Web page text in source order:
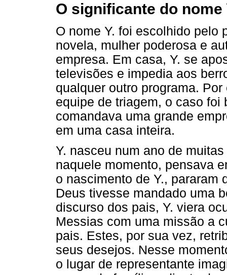
O significante do
O nome Y. foi escolhido pelo
novela, mulher poderosa e
empresa. Em casa, Y. se
televisões e impedia aos
qualquer outro programa.
equipe de triagem, o caso foi
comandava uma grande
em uma casa inteira.
Y. nasceu num ano de
naquele momento, pensava
o nascimento de Y., pararam
Deus tivesse mandado uma
discurso dos pais, Y. viera
Messias com uma missão a
pais. Estes, por sua vez,
seus desejos. Nesse
o lugar de representante